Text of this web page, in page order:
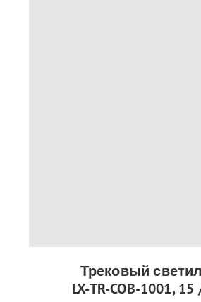
Трековый
LX-TR-COB-1001,